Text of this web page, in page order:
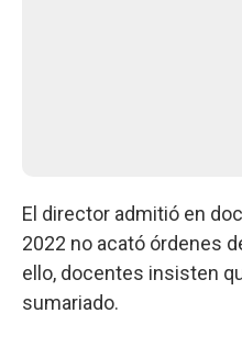
El director admitió en
2022 no acató órdenes
ello, docentes insisten
sumariado.